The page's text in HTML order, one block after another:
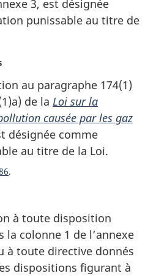
3, est désignée
punissable au titre de
au paragraphe 174(1)
de la Loi sur la
causée par les gaz
désignée comme
au titre de la Loi.
à toute disposition
la colonne 1 de l’annexe
à toute directive donnés
dispositions figurant à